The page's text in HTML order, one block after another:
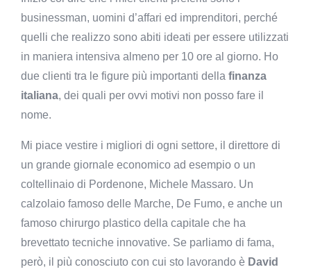
businessman, uomini d’affari ed imprenditori, perché
quelli che realizzo sono abiti ideati per essere utilizzati
in maniera intensiva almeno per 10 ore al giorno. Ho
due clienti tra le figure più importanti della finanza
italiana, dei quali per ovvi motivi non posso fare il
nome.
Mi piace vestire i migliori di ogni settore, il direttore di
un grande giornale economico ad esempio o un
coltellinaio di Pordenone, Michele Massaro. Un
calzolaio famoso delle Marche, De Fumo, e anche un
famoso chirurgo plastico della capitale che ha
brevettato tecniche innovative. Se parliamo di fama,
però, il più conosciuto con cui sto lavorando è David